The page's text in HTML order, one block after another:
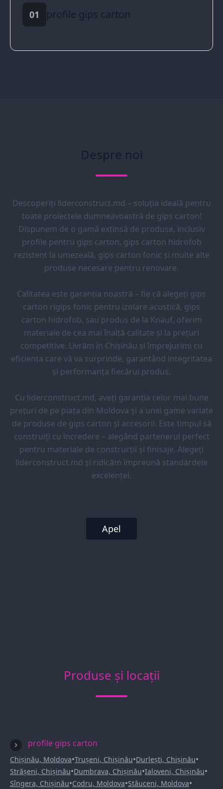
01 profile gips carton
Despre noi
Descoperiți liderconstruct.md – soluția ideală pentru
toate proiectele dumneavoastră de gips carton!
Dispunem de o gamă extinsă de produse, inclusiv
profile pentru gips carton, gips carton hidrofob
rezistent la umezeală, gips carton fonic și multe alte
produse necesare pentru renovare.
Calitatea este garanția noastră – fie că alegeți gips
carton rigips fonic pentru izolare acustică, gips
carton hidrofob, sau produs de la Knauf, oferim
materiale de cea mai înaltă calitate și la prețuri
competitive. Livrăm în Chișinău și împrejurimi cu
eficiența care vă va surprinde, garantând integritatea
și performanța fiecărui produs.
Cu liderconstruct.md, aveți garanția celor mai bune
prețuri de pe piața din Moldova și a unei game variate
de produse de gips carton și accesorii. Este timpul să
construiți cu încredere – alegând partenerul perfect
pentru materiale de construcții și finisaje. Alegeți
liderconstruct.md și ridicăm împreună standardele
excelenței.
Apel
Produse și locații
profile gips carton
Chișinău, Moldova•Trușeni, Chișinău•Durlești, Chișinău•
Strășeni, Chișinău•Dumbrava, Chișinău•Ialoveni, Chișinău•
Sîngera, Chișinău•Codru, Moldova•Stăuceni, Moldova•